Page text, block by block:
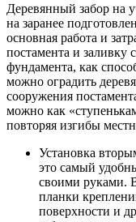
Деревянный забор на
на заранее
основная работа и
постамента и заливку
фундамента, как
можно оградить
сооружения
можно как
повторяя изгибы
Установка
это самый
своими руками.
планки
поверхности и